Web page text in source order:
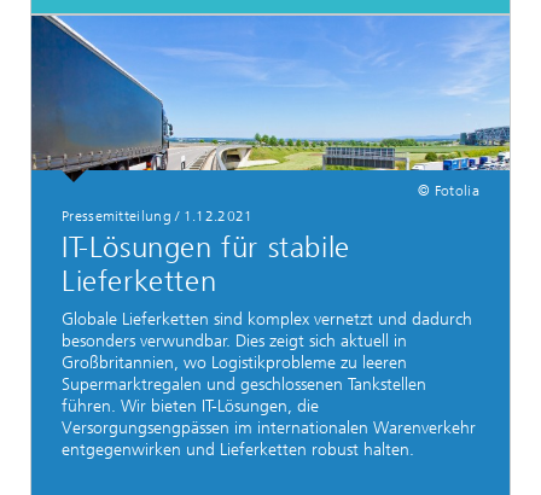
© Fotolia
Pressemitteilung / 1.12.2021
IT-Lösungen für stabile
Lieferketten
Globale Lieferketten sind komplex vernetzt und dadurch
besonders verwundbar. Dies zeigt sich aktuell in
Großbritannien, wo Logistikprobleme zu leeren
Supermarktregalen und geschlossenen Tankstellen
führen. Wir bieten IT-Lösungen, die
Versorgungsengpässen im internationalen Warenverkehr
entgegenwirken und Lieferketten robust halten.